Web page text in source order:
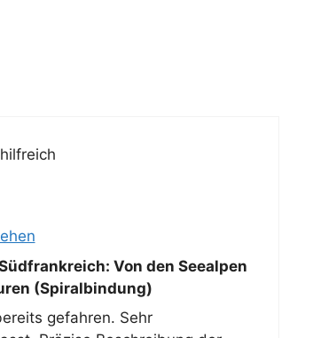
Von den Seealpen
(Spiralbindung)
gefahren. Sehr